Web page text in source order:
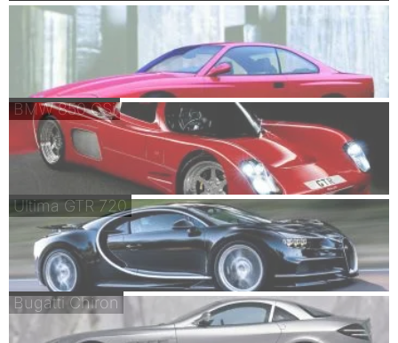
BMW 850 CSi
Ultima GTR 720
Bugatti Chiron